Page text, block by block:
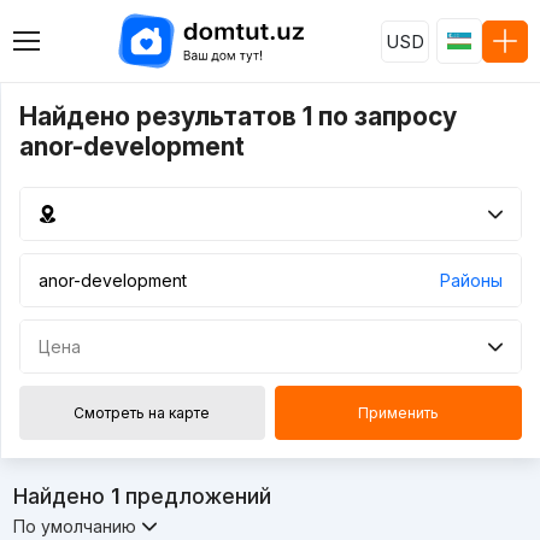
USD
Найдено результатов 1 по запросу
anor-development
Районы
Цена
Смотреть на карте Применить
Найдено 1предложений
По умолчанию